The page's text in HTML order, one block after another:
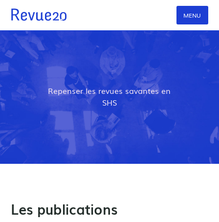
MENU
Expérimentations
Bibliographie
Articles et monographies issus du projet
Rapports de recherche
Repenser les revues savantes en
SHS
Les publications